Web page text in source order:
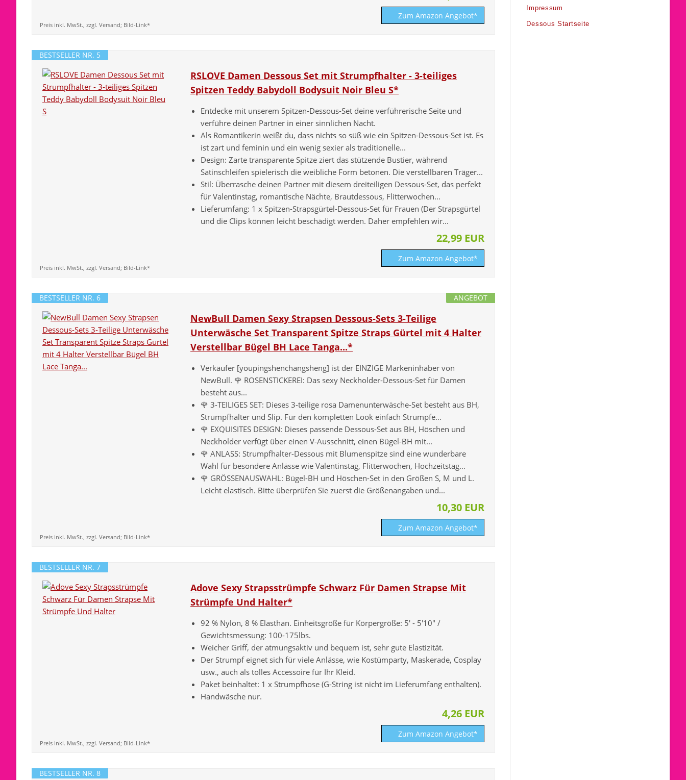
Zum Amazon Angebot*
Preis inkl. MwSt., zzgl. Versand; Bild-Link*
BESTSELLER NR. 5
RSLOVE Damen Dessous Set mit Strumpfhalter - 3-teiliges
Spitzen Teddy Babydoll Bodysuit Noir Bleu S*
Entdecke mit unserem Spitzen-Dessous-Set deine verführerische Seite und
verführe deinen Partner in einer sinnlichen Nacht.
Als Romantikerin weißt du, dass nichts so süß wie ein Spitzen-Dessous-Set ist. Es
ist zart und feminin und ein wenig sexier als traditionelle...
Design: Zarte transparente Spitze ziert das stützende Bustier, während
Satinschleifen spielerisch die weibliche Form betonen. Die verstellbaren Träger...
Stil: Überrasche deinen Partner mit diesem dreiteiligen Dessous-Set, das perfekt
für Valentinstag, romantische Nächte, Brautdessous, Flitterwochen...
Lieferumfang: 1 x Spitzen-Strapsgürtel-Dessous-Set für Frauen (Der Strapsgürtel
und die Clips können leicht beschädigt werden. Daher empfehlen wir...
22,99 EUR
Zum Amazon Angebot*
Preis inkl. MwSt., zzgl. Versand; Bild-Link*
ANGEBOT
BESTSELLER NR. 6
NewBull Damen Sexy Strapsen Dessous-Sets 3-Teilige
Unterwäsche Set Transparent Spitze Straps Gürtel mit 4 Halter
Verstellbar Bügel BH Lace Tanga...*
Verkäufer [youpingshenchangsheng] ist der EINZIGE Markeninhaber von
NewBull. 🌹 ROSENSTICKEREI: Das sexy Neckholder-Dessous-Set für Damen
besteht aus...
🌹 3-TEILIGES SET: Dieses 3-teilige rosa Damenunterwäsche-Set besteht aus BH,
Strumpfhalter und Slip. Für den kompletten Look einfach Strümpfe...
🌹 EXQUISITES DESIGN: Dieses passende Dessous-Set aus BH, Höschen und
Neckholder verfügt über einen V-Ausschnitt, einen Bügel-BH mit...
🌹 ANLASS: Strumpfhalter-Dessous mit Blumenspitze sind eine wunderbare
Wahl für besondere Anlässe wie Valentinstag, Flitterwochen, Hochzeitstag...
🌹 GRÖSSENAUSWAHL: Bügel-BH und Höschen-Set in den Größen S, M und L.
Leicht elastisch. Bitte überprüfen Sie zuerst die Größenangaben und...
10,30 EUR
Zum Amazon Angebot*
Preis inkl. MwSt., zzgl. Versand; Bild-Link*
BESTSELLER NR. 7
Adove Sexy Strapsstrümpfe Schwarz Für Damen Strapse Mit
Strümpfe Und Halter*
92 % Nylon, 8 % Elasthan. Einheitsgröße für Körpergröße: 5' - 5'10" /
Gewichtsmessung: 100-175lbs.
Weicher Griff, der atmungsaktiv und bequem ist, sehr gute Elastizität.
Der Strumpf eignet sich für viele Anlässe, wie Kostümparty, Maskerade, Cosplay
usw., auch als tolles Accessoire für Ihr Kleid.
Paket beinhaltet: 1 x Strumpfhose (G-String ist nicht im Lieferumfang enthalten).
Handwäsche nur.
4,26 EUR
Zum Amazon Angebot*
Preis inkl. MwSt., zzgl. Versand; Bild-Link*
BESTSELLER NR. 8
Impressum
Dessous Startseite